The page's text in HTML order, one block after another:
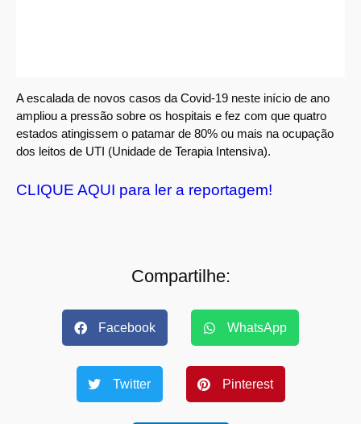
A escalada de novos casos da Covid-19 neste início de ano
ampliou a pressão sobre os hospitais e fez com que quatro
estados atingissem o patamar de 80% ou mais na ocupação
dos leitos de UTI (Unidade de Terapia Intensiva).
CLIQUE AQUI para ler a reportagem!
Compartilhe:
Facebook WhatsApp
Twitter Pinterest